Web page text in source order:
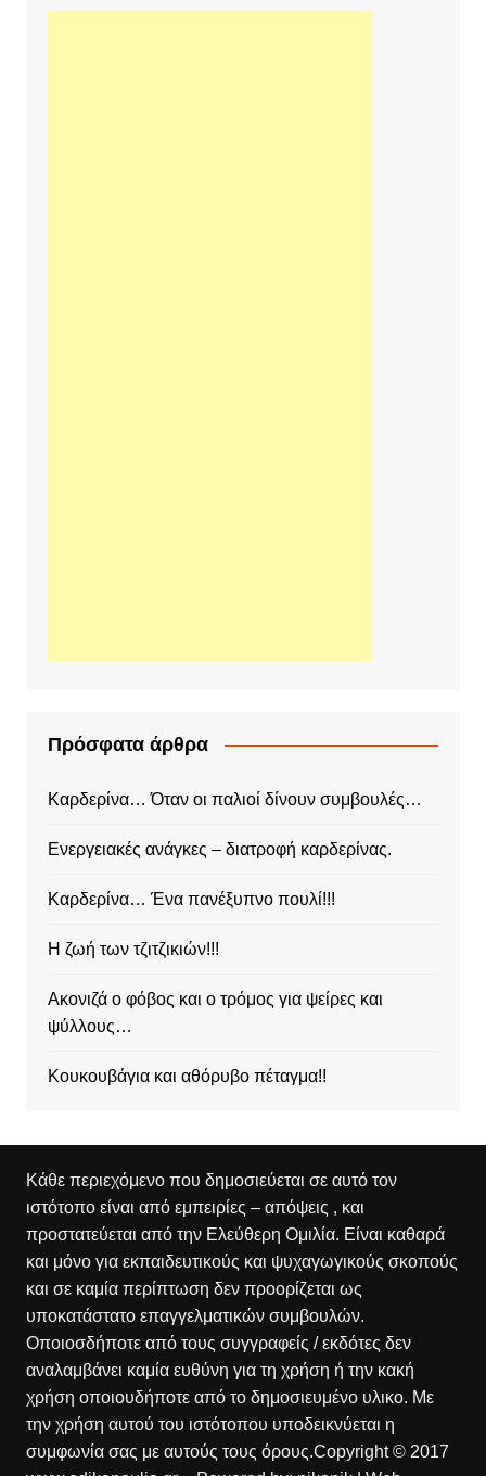
Πρόσφατα άρθρα
Καρδερίνα… Όταν οι παλιοί δίνουν συμβουλές…
Ενεργειακές ανάγκες – διατροφή καρδερίνας.
Καρδερίνα… Ένα πανέξυπνο πουλί!!!
Η ζωή των τζιτζικιών!!!
Ακονιζά ο φόβος και ο τρόμος για ψείρες και
ψύλλους…
Κουκουβάγια και αθόρυβο πέταγμα!!
Κάθε περιεχόμενο που δημοσιεύεται σε αυτό τον
ιστότοπο είναι από εμπειρίες – απόψεις , και
προστατεύεται από την Ελεύθερη Ομιλία. Είναι καθαρά
και μόνο για εκπαιδευτικούς και ψυχαγωγικούς σκοπούς
και σε καμία περίπτωση δεν προορίζεται ως
υποκατάστατο επαγγελματικών συμβουλών.
Οποιοσδήποτε από τους συγγραφείς / εκδότες δεν
αναλαμβάνει καμία ευθύνη για τη χρήση ή την κακή
χρήση οποιουδήποτε από το δημοσιευμένο υλικο. Με
την χρήση αυτού του ιστότοπου υποδεικνύεται η
συμφωνία σας με αυτούς τους όρους.Copyright © 2017